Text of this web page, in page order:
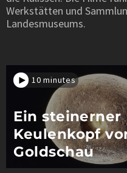
Werkstätten und
Landesmuseums.
10 minutes
Ein steinerner
Keulenkopf
Goldschau